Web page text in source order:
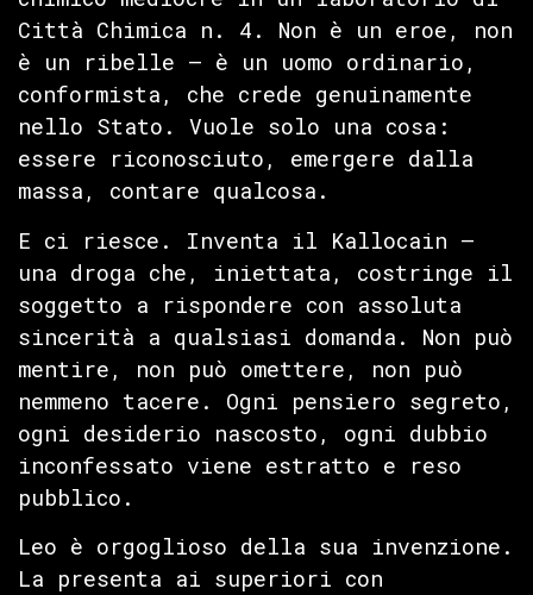
Città Chimica n. 4. Non è un eroe, non
è un ribelle — è un uomo ordinario,
conformista, che crede genuinamente
nello Stato. Vuole solo una cosa:
essere riconosciuto, emergere dalla
massa, contare qualcosa.
E ci riesce. Inventa il Kallocain —
una droga che, iniettata, costringe il
soggetto a rispondere con assoluta
sincerità a qualsiasi domanda. Non può
mentire, non può omettere, non può
nemmeno tacere. Ogni pensiero segreto,
ogni desiderio nascosto, ogni dubbio
inconfessato viene estratto e reso
pubblico.
Leo è orgoglioso della sua invenzione.
La presenta ai superiori con